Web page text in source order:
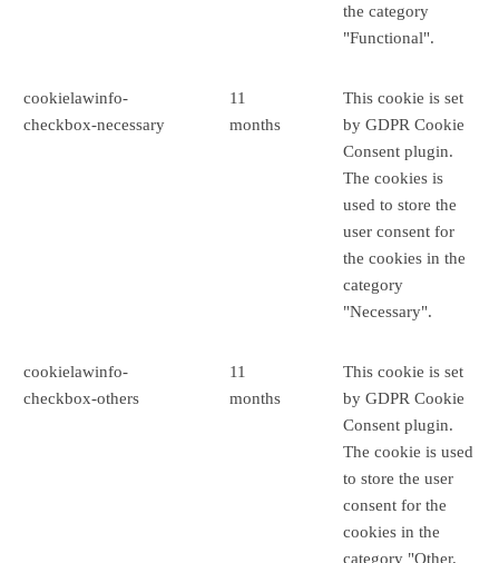
the category
"Functional".
cookielawinfo-
checkbox-necessary
11
months
This cookie is set
by GDPR Cookie
Consent plugin.
The cookies is
used to store the
user consent for
the cookies in the
category
"Necessary".
cookielawinfo-
checkbox-others
11
months
This cookie is set
by GDPR Cookie
Consent plugin.
The cookie is used
to store the user
consent for the
cookies in the
category "Other.